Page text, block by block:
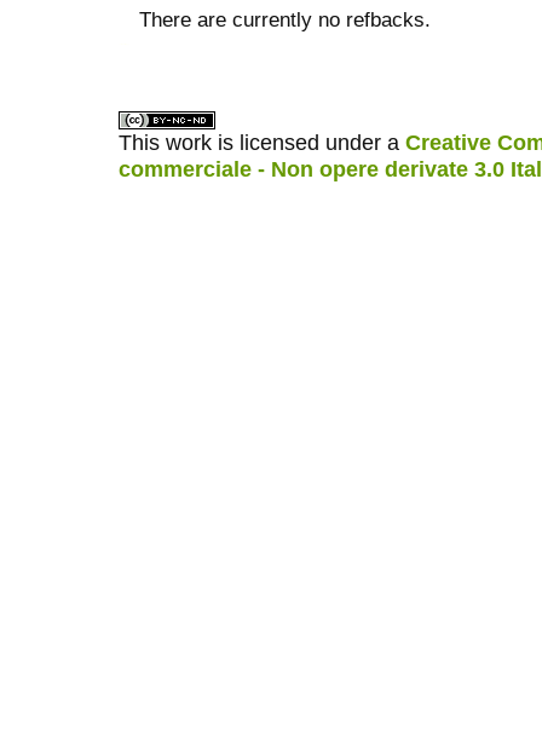
There are currently no refbacks.
This work is licensed under a Creative
commerciale - Non opere derivate 3.0